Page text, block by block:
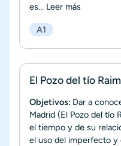
es... Leer más
A1
El Pozo del tío
Objetivos: Dar a
Madrid (El Pozo del tío
el tiempo y de su
el uso del imperfecto y